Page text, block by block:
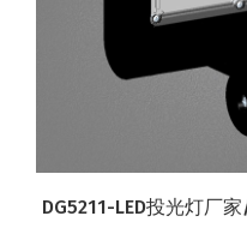
DG5211-LED投光灯厂